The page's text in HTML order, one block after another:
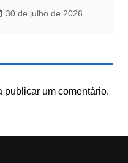
30 de julho de 2026
publicar um comentário.